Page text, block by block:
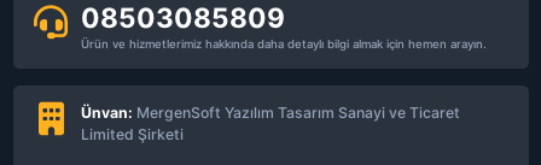
08503085809
Ürün ve hizmetlerimiz hakkında daha detaylı bilgi almak için hemen arayın.
Ünvan: MergenSoft Yazılım Tasarım Sanayi ve Ticaret
Limited Şirketi